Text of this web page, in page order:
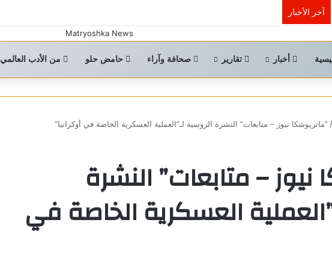
آخر الأخبار
أخبار تقارير صحافة وآراء حامض حلو من الأدب العالمي
/ “ماتريوشكا نيوز – متابعات” النشرة الروسية لـ”العملية العسكرية الخاصة في أوكرانيا”
نيوز – متابعات” النشرة
العسكرية الخاصة في